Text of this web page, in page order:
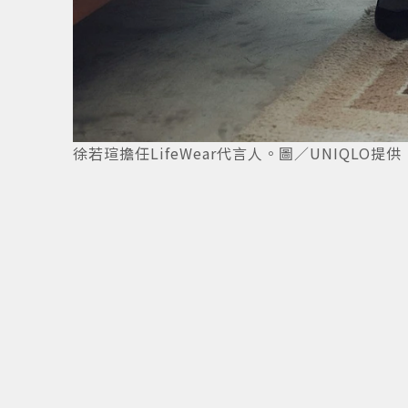
徐若瑄擔任LifeWear代言人。圖／UNIQLO提供